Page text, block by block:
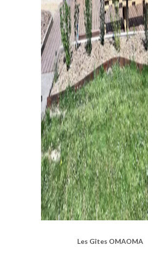
Les Gîtes OMAOMA